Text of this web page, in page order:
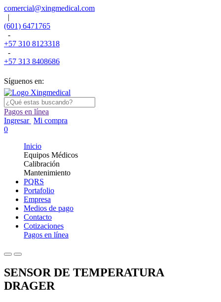
comercial@xingmedical.com
|
(601) 6471765
-
+57 310 8123318
-
+57 313 8408686
Síguenos en:
Pagos en línea
Ingresar Mi compra
0
Inicio
Equipos Médicos
Calibración
Mantenimiento
PQRS
Portafolio
Empresa
Medios de pago
Contacto
Cotizaciones
Pagos en línea
SENSOR DE TEMPERATURA
DRAGER